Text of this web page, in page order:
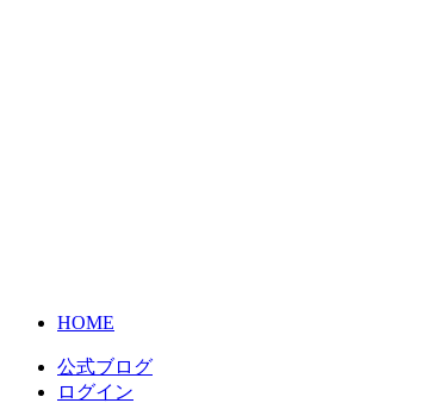
HOME
公式ブログ
ログイン